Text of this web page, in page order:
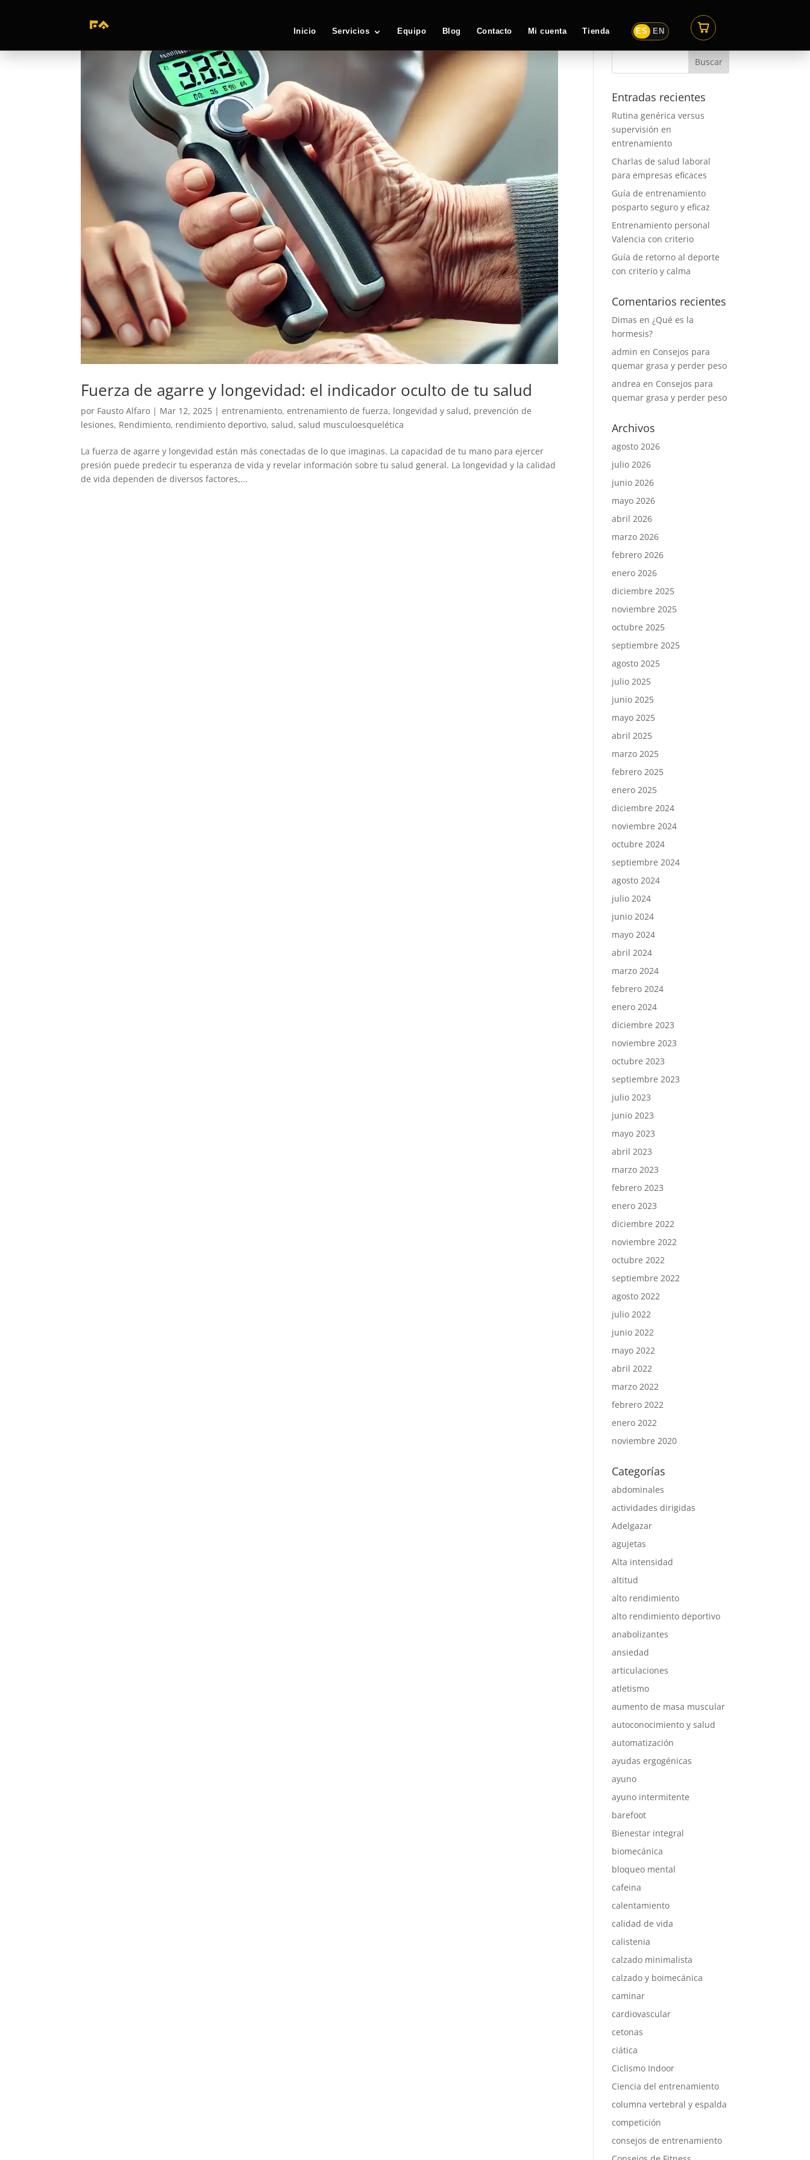
Inicio Servicios Equipo Blog Contacto Mi cuenta Tienda ES EN
Fuerza de agarre y longevidad: el indicador oculto de tu salud
por Fausto Alfaro | Mar 12, 2025 |entrenamiento,entrenamiento de fuerza, longevidad y salud, prevención de
lesiones, Rendimiento, rendimiento deportivo,salud,salud musculoesquelética
La fuerza de agarre y longevidad están más conectadas de lo que imaginas. La capacidad de tu mano para ejercer
presión puede predecir tu esperanza de vida y revelar información sobre tu salud general. La longevidad y la calidad
de vida dependen de diversos factores,...
Entradas recientes
Rutina genérica versus
supervisión en
entrenamiento
Charlas de salud laboral
para empresas eficaces
Guía de entrenamiento
posparto seguro y eficaz
Entrenamiento personal
Valencia con criterio
Guía de retorno al deporte
con criterio y calma
Comentarios recientes
Dimas en¿Qué es la
hormesis?
admin en Consejos para
quemar grasa y perder peso
andrea en Consejos para
quemar grasa y perder peso
Archivos
agosto 2026
julio 2026
junio 2026
mayo 2026
abril 2026
marzo 2026
febrero 2026
enero 2026
diciembre 2025
noviembre 2025
octubre 2025
septiembre 2025
agosto 2025
julio 2025
junio 2025
mayo 2025
abril 2025
marzo 2025
febrero 2025
enero 2025
diciembre 2024
noviembre 2024
octubre 2024
septiembre 2024
agosto 2024
julio 2024
junio 2024
mayo 2024
abril 2024
marzo 2024
febrero 2024
enero 2024
diciembre 2023
noviembre 2023
octubre 2023
septiembre 2023
julio 2023
junio 2023
mayo 2023
abril 2023
marzo 2023
febrero 2023
enero 2023
diciembre 2022
noviembre 2022
octubre 2022
septiembre 2022
agosto 2022
julio 2022
junio 2022
mayo 2022
abril 2022
marzo 2022
febrero 2022
enero 2022
noviembre 2020
Categorías
abdominales
actividades dirigidas
Adelgazar
agujetas
Alta intensidad
altitud
alto rendimiento
alto rendimiento deportivo
anabolizantes
ansiedad
articulaciones
atletismo
aumento de masa muscular
autoconocimiento y salud
automatización
ayudas ergogénicas
ayuno
ayuno intermitente
barefoot
Bienestar integral
biomecánica
bloqueo mental
cafeina
calentamiento
calidad de vida
calistenia
calzado minimalista
calzado y boimecánica
caminar
cardiovascular
cetonas
ciática
Ciclismo Indoor
Ciencia del entrenamiento
columna vertebral y espalda
competición
consejos de entrenamiento